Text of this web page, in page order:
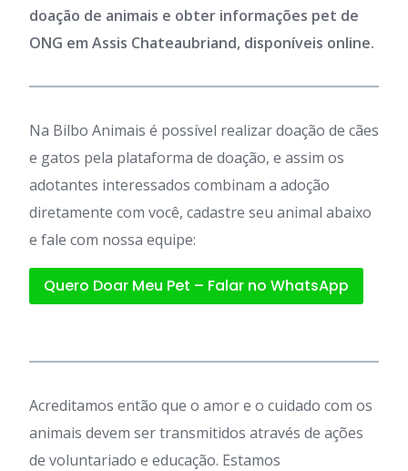
doação de animais e obter informações pet de
ONG em Assis Chateaubriand, disponíveis online.
Na Bilbo Animais é possível realizar doação de cães
e gatos pela plataforma de doação, e assim os
adotantes interessados combinam a adoção
diretamente com você, cadastre seu animal abaixo
e fale com nossa equipe:
Quero Doar Meu Pet – Falar no WhatsApp
Acreditamos então que o amor e o cuidado com os
animais devem ser transmitidos através de ações
de voluntariado e educação. Estamos